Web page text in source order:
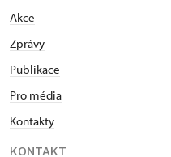
Akce
Zprávy
Publikace
Pro média
Kontakty
KONTAKT